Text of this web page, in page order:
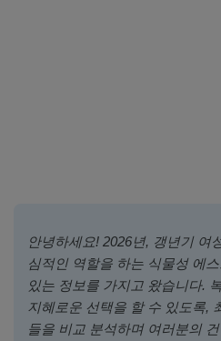
안녕하세요! 2026년, 갱년기 여
심적인 역할을 하는 식물성 에
있는 정보를 가지고 왔습니다.
지혜로운 선택을 할 수 있도록,
들을 비교 분석하며 여러분의